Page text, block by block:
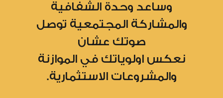
وساعد وحدة الشفافية
والمشاركة المجتمعية توصل
صوتك عشان
نعكس اولوياتك في الموازنة
والمشروعات الاستثمارية.